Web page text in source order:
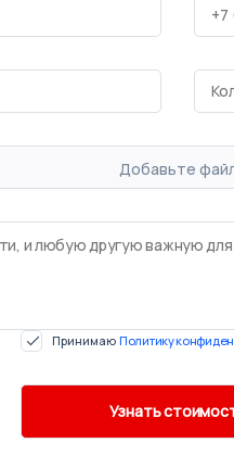
Добавьте
Принимаю Политику